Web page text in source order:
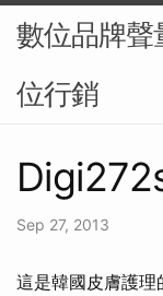
數位品牌聲
位行銷
Sep 27, 2013
這是韓國皮膚護